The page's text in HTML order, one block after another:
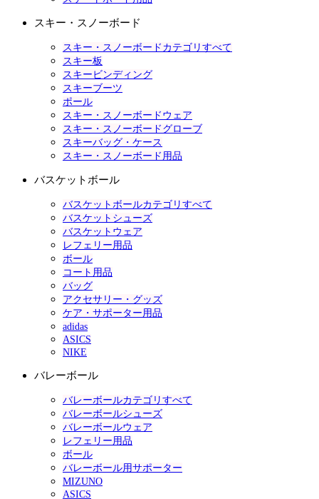
スキー・スノーボード
スキー・スノーボードカテゴリすべて
スキー板
スキービンディング
スキーブーツ
ポール
スキー・スノーボードウェア
スキー・スノーボードグローブ
スキーバッグ・ケース
スキー・スノーボード用品
バスケットボール
バスケットボールカテゴリすべて
バスケットシューズ
バスケットウェア
レフェリー用品
ボール
コート用品
バッグ
アクセサリー・グッズ
ケア・サポーター用品
adidas
ASICS
NIKE
バレーボール
バレーボールカテゴリすべて
バレーボールシューズ
バレーボールウェア
レフェリー用品
ボール
バレーボール用サポーター
MIZUNO
ASICS